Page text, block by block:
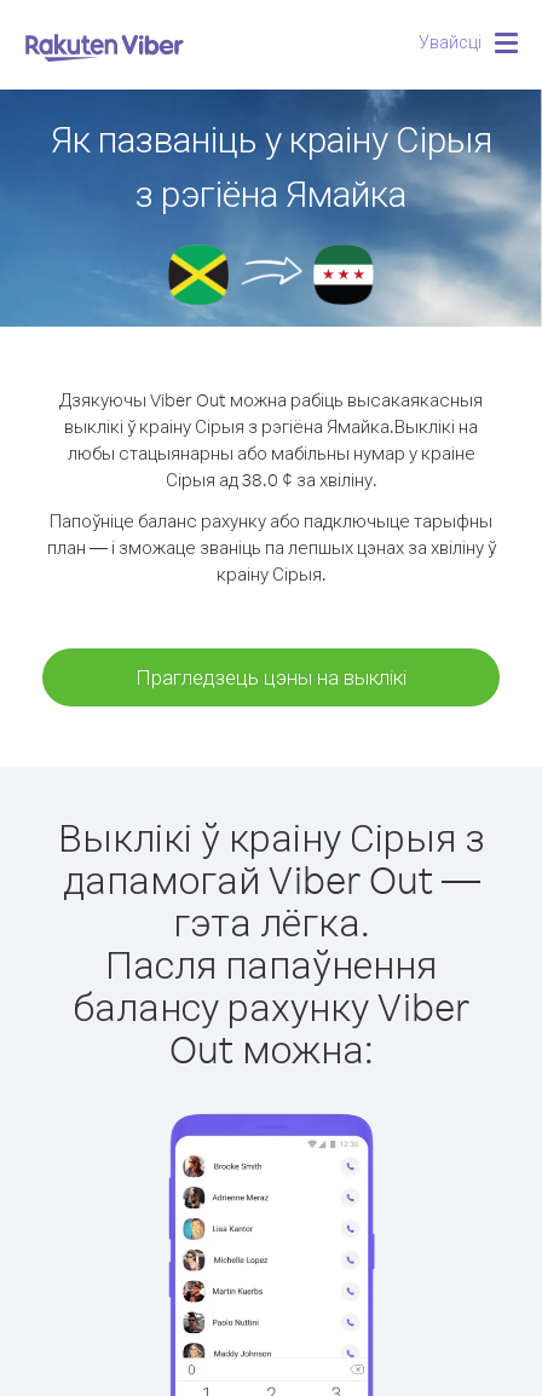
Увайсці
Як пазваніць у краіну Сірыя
з рэгіёна Ямайка
Дзякуючы Viber Out можна рабіць высакаякасныя
выклікі ў краіну Сірыя з рэгіёна Ямайка.Выклікі на
любы стацыянарны або мабільны нумар у краіне
Сірыя ад 38.0 ¢ за хвіліну.
Папоўніце баланс рахунку або падключыце тарыфны
план — і зможаце званіць па лепшых цэнах за хвіліну ў
краіну Сірыя.
Прагледзець цэны на выклікі
Выклікі ў краіну Сірыя з
дапамогай Viber Out —
гэта лёгка.
Пасля папаўнення
балансу рахунку Viber
Out можна: